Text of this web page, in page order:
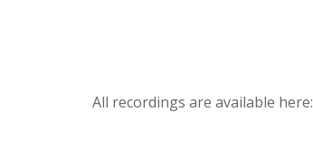
All recordings are available here: